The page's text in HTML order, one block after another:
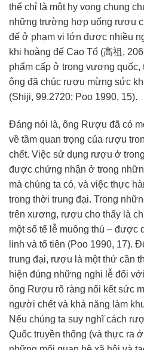
thể chỉ là một hy vọng chung
những trường hợp uống rượu
đế ở phạm vi lớn được nhiều
khi hoàng đế Cao Tổ (高祖,
phẩm cấp ở trong vương quốc,
ông đã chúc rượu mừng sức
(Shiji, 99.2720; Poo 1990, 15).
Đáng nói là, ông Rượu đã có
về tầm quan trọng của rượu
chết. Việc sử dụng rượu ở
được chứng nhận ở trong
mà chúng ta có, và việc thực
trong thời trung đại. Trong
trên xương, rượu cho thấy là
một số tế lễ muông thú – được
linh và tổ tiên (Poo 1990, 17).
trung đại, rượu là một thứ cần
hiện đúng những nghi lễ đối với
ông Rượu rõ ràng nối kếtsức
người chết và khả năng làm
Nếu chúng ta suy nghĩcách
Quốc truyền thống (và thực ra